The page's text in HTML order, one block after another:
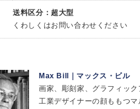
送料区分：超大型
くわしくはお問い合わせください
Max Bill｜マックス・ビル
画家、彫刻家、グラフィッ
工業デザイナーの顔ももつマ